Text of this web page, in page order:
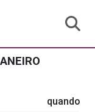
quando